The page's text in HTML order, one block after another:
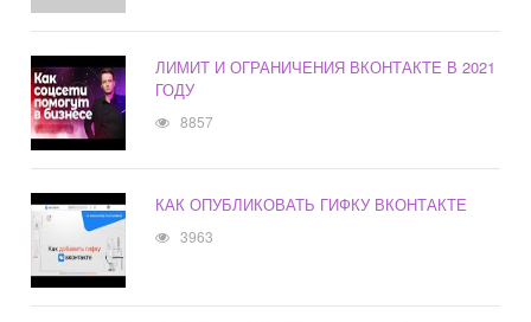
ЛИМИТ И ОГРАНИЧЕНИЯ ВКОНТАКТЕ В 2021
ГОДУ
8857
КАК ОПУБЛИКОВАТЬ ГИФКУ ВКОНТАКТЕ
3963